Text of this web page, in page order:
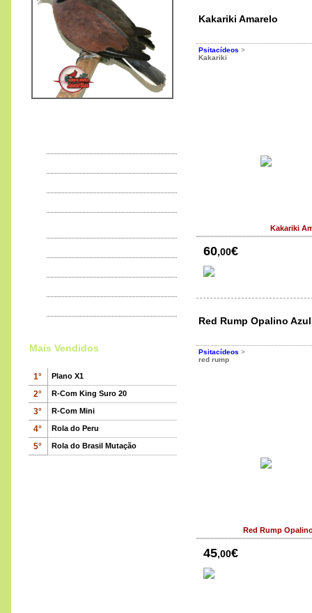
Rola Tranquebarica
Rola Bartlett
225,00€
R-Com Bird Pavilion
630,00€
Mais Vendidos
1° Plano X1
2° R-Com King Suro 20
3° R-Com Mini
4° Rola do Peru
5° Rola do Brasil Mutação
Kakariki Amarelo
Psitacídeos >
Kakariki
Kakariki
60,00€
Red Rump Opalino Azul
Psitacídeos >
red rump
Red Rump
45,00€